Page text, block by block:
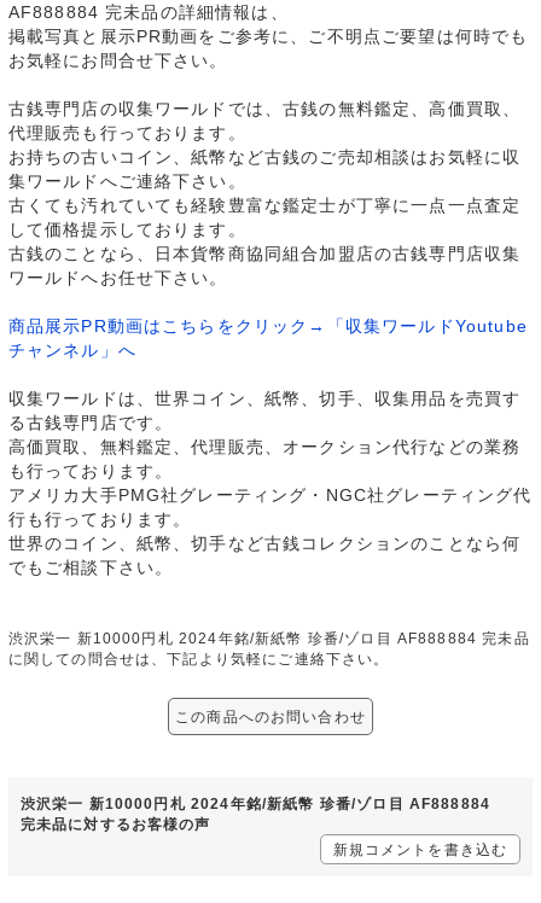
AF888884 完未品の詳細情報は、
掲載写真と展示PR動画をご参考に、ご不明点ご要望は何時でも
お気軽にお問合せ下さい。
古銭専門店の収集ワールドでは、古銭の無料鑑定、高価買取、
代理販売も行っております。
お持ちの古いコイン、紙幣など古銭のご売却相談はお気軽に収
集ワールドへご連絡下さい。
古くても汚れていても経験豊富な鑑定士が丁寧に一点一点査定
して価格提示しております。
古銭のことなら、日本貨幣商協同組合加盟店の古銭専門店収集
ワールドへお任せ下さい。
商品展示PR動画はこちらをクリック→「収集ワールドYoutube
チャンネル」へ
収集ワールドは、世界コイン、紙幣、切手、収集用品を売買す
る古銭専門店です。
高価買取、無料鑑定、代理販売、オークション代行などの業務
も行っております。
アメリカ大手PMG社グレーティング・NGC社グレーティング代
行も行っております。
世界のコイン、紙幣、切手など古銭コレクションのことなら何
でもご相談下さい。
渋沢栄一 新10000円札 2024年銘/新紙幣 珍番/ゾロ目 AF888884 完未品
に関しての問合せは、下記より気軽にご連絡下さい。
この商品へのお問い合わせ
渋沢栄一 新10000円札 2024年銘/新紙幣 珍番/ゾロ目 AF888884
完未品に対するお客様の声
新規コメントを書き込む